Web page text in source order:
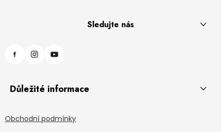
Sledujte nás
Důležité informace
Obchodní podmínky